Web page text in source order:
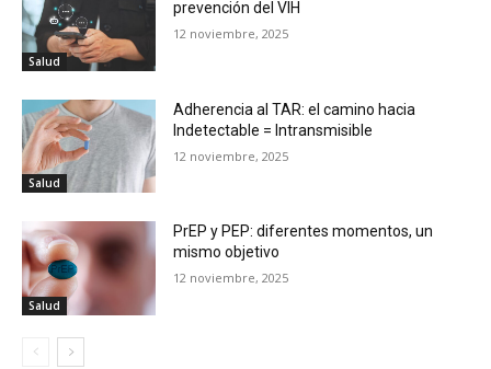
Salud
prevención del VIH
12 noviembre, 2025
Salud
Adherencia al TAR: el camino hacia
Indetectable = Intransmisible
12 noviembre, 2025
Salud
PrEP y PEP: diferentes momentos, un
mismo objetivo
12 noviembre, 2025